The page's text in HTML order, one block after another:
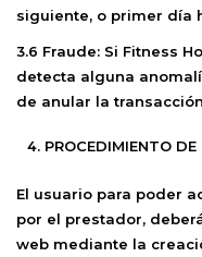
siguiente, o primer día
3.6 Fraude: Si Fitness
detecta alguna
de anular la
PROCEDIMIENTO DE
El usuario para poder
por el prestador,
web mediante la